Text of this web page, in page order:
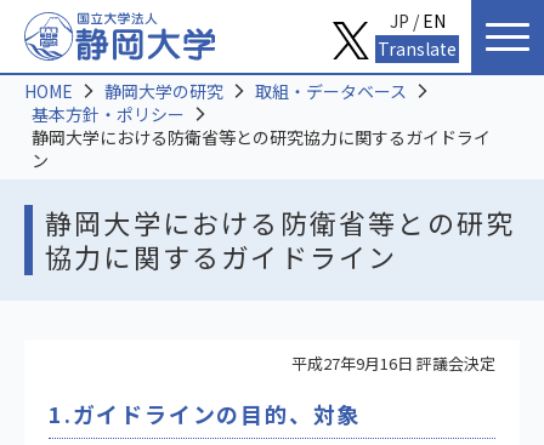
静岡大学における防衛省等との研究
協力に関するガイドライン
HOME 静岡大学の研究
取組・データベース
基本方針・ポリシー
静岡大学における防衛省等との研究協力に関するガイドライ
ン
平成27年9月16日 評議会決定
1.ガイドラインの目的、対象
JP /EN
Translate